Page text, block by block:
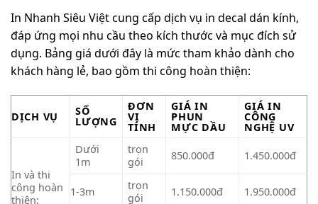
In Nhanh Siêu Việt cung cấp dịch vụ in decal dán kính,
đáp ứng mọi nhu cầu theo kích thước và mục đích sử
dụng. Bảng giá dưới đây là mức tham khảo dành cho
khách hàng lẻ, bao gồm thi công hoàn thiện:
DỊCH VỤ SỐ
LƯỢNG
ĐƠN
VỊ
TÍNH
GIÁ IN
PHUN
MỰC DẦU
GIÁ IN
CÔNG
NGHỆ UV
In và thi
công hoàn
thiện:
Dưới
1m
trọn
gói
850.000đ 1.450.000đ
1-3m
trọn
gói
1.150.000đ 1.950.000đ